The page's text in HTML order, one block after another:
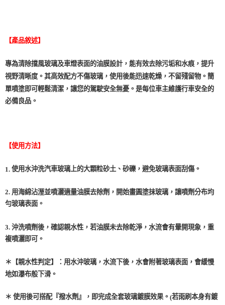
【產品敘述】
專為清除擋風玻璃及車燈表面的油膜設計，能有效去除污垢和水痕，提升
視野清晰度。其高效配方不傷玻璃，使用後能迅速乾燥，不留殘留物。簡
單噴塗即可輕鬆清潔，讓您的駕駛安全無憂。是每位車主維護行車安全的
必備良品。
【使用方法】
1. 使用水沖洗汽車玻璃上的大顆粒砂土、砂礫，避免玻璃表面刮傷。
2. 用海綿沾溼並噴灑適量油膜去除劑，開始畫圓塗抹玻璃，讓噴劑分布均
勻玻璃表面。
3. 沖洗噴劑後，確認親水性，若油膜未去除乾淨，水流會有暈開現象，重
複噴灑即可。
＊【親水性判定】：用水沖玻璃，水流下後，水會附著玻璃表面，會緩慢
地如瀑布般下滑。
＊ 使用後可搭配『撥水劑』，即完成全套玻璃鍍膜效果。 (若雨刷本身有鍍